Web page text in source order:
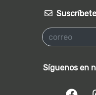
Síguenos en